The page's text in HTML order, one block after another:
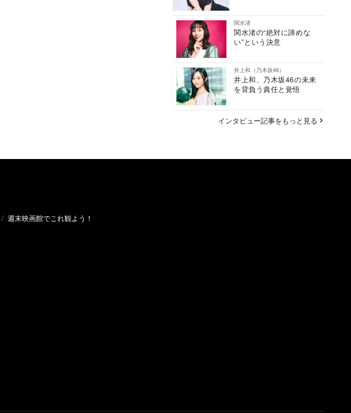
関水渚
関水渚の“絶対に諦めな
い”という決意
井上和（乃木坂46）
井上和、乃木坂46の未来
を背負う責任と覚悟
インタビュー記事をもっと見る
週末映画館でこれ観よう！